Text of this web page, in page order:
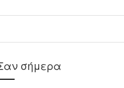
σήμερα